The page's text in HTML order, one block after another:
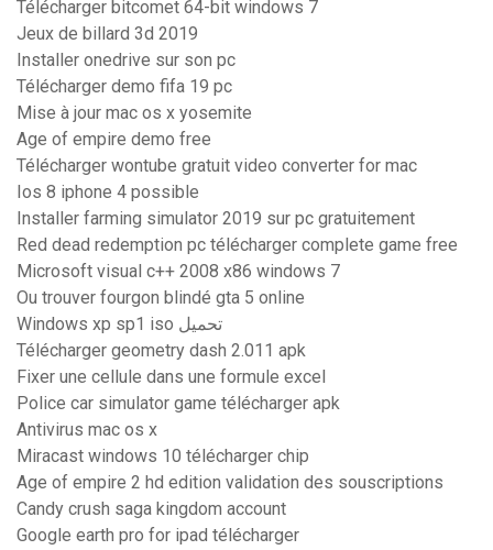
Télécharger bitcomet 64-bit windows 7
Jeux de billard 3d 2019
Installer onedrive sur son pc
Télécharger demo fifa 19 pc
Mise à jour mac os x yosemite
Age of empire demo free
Télécharger wontube gratuit video converter for mac
Ios 8 iphone 4 possible
Installer farming simulator 2019 sur pc gratuitement
Red dead redemption pc télécharger complete game free
Microsoft visual c++ 2008 x86 windows 7
Ou trouver fourgon blindé gta 5 online
Windows xp sp1 iso تحميل
Télécharger geometry dash 2.011 apk
Fixer une cellule dans une formule excel
Police car simulator game télécharger apk
Antivirus mac os x
Miracast windows 10 télécharger chip
Age of empire 2 hd edition validation des souscriptions
Candy crush saga kingdom account
Google earth pro for ipad télécharger